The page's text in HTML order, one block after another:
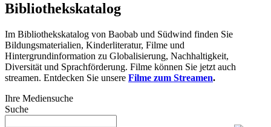
Bibliothekskatalog
Im Bibliothekskatalog von Baobab und Südwind finden Sie
Bildungsmaterialien, Kinderliteratur, Filme und
Hintergrundinformation zu Globalisierung, Nachhaltigkeit,
Diversität und Sprachförderung. Filme können Sie jetzt auch
streamen. Entdecken Sie unsere Filme zum Streamen.
Ihre Mediensuche
Suche